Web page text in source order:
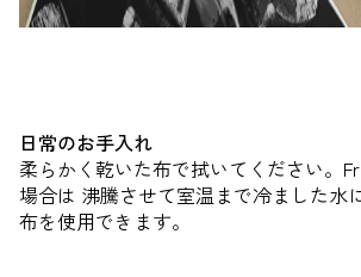
日常のお手入れ
柔らかく乾いた布で拭いてください。
場合は 沸騰させて室温まで冷ました水
布を使用できます。